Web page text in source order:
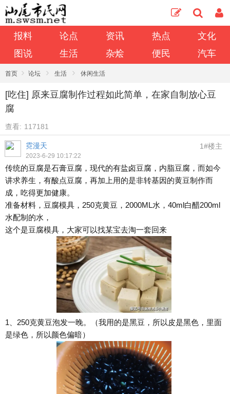
报料 论点 资讯 热点
文化
图说
生活 杂烩 便民 汽车
首页 › 论坛 › 生活 › 休闲生活
[吃住] 原来豆腐制作过程如此简单，在家自制放心豆
腐
查看: 117181
霓漫天
2023-6-29 10:17:22
1#楼主
传统的豆腐是石膏豆腐，现代的有盐卤豆腐，内脂豆腐，而如今
讲求养生，有酸点豆腐，再加上用的是非转基因的黄豆制作而
成，吃得更加健康。
准备材料，豆腐模具，250克黄豆，2000ML水，40ml白醋200ml
水配制的水，
这个是豆腐模具，大家可以找某宝去淘一套回来
1、250克黄豆泡发一晚。（我用的是黑豆，所以皮是黑色，里面
是绿色，所以颜色偏暗）